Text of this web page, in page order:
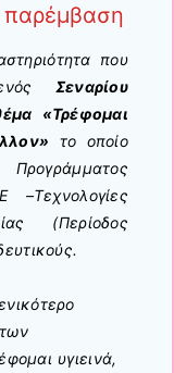
παρέμβαση
που
Σεναρίου
«Τρέφομαι
το οποίο
(Περίοδος
υγιεινά,